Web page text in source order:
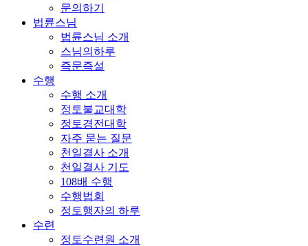
문의하기
법륜스님
법륜스님 소개
스님의하루
즉문즉설
수행
수행 소개
정토불교대학
정토경전대학
자주 묻는 질문
천일결사 소개
천일결사 기도
108배 수행
수행법회
정토행자의 하루
수련
정토수련원 소개